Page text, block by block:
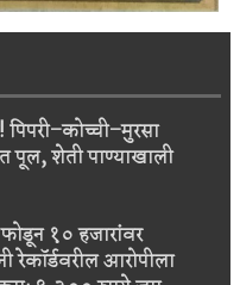
पिपरी–कोच्ची–मुरसा
पूल, शेती पाण्याखाली
फोडून १० हजारांवर
रेकॉर्डवरील आरोपीला